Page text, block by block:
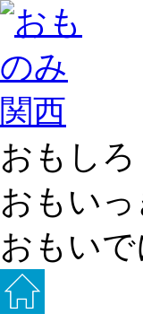
おもしろ
おもいっ
おもいで